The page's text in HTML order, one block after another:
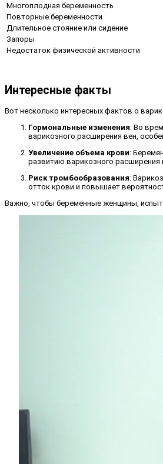
Многоплодная беременность
Повторные беременности
Длительное стояние или сидение
Запоры
Недостаток физической активности
Интересные факты
Вот несколько интересных фактов о
Гормональные изменения: Во
варикозного расширения вен,
Увеличение объема крови:
развитию варикозного расширения
Риск тромбообразования:
отток крови и повышает
Важно, чтобы беременные женщины,